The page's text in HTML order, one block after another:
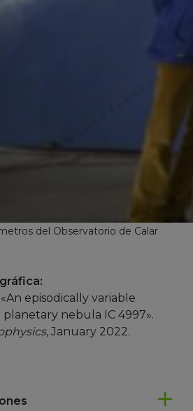
del Observatorio de Calar
«An episodically variable
nebula IC 4997».
, January 2022.